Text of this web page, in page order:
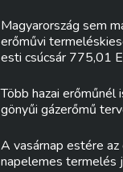
Magyarország sem
erőművi
esti csúcsár 775,01
Több hazai erőműnél
gönyűi gázerőmű
A vasárnap estére
napelemes termelés